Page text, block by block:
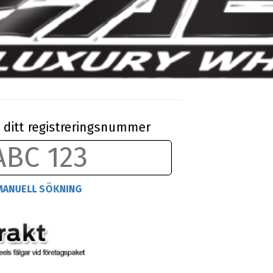
ditt registreringsnummer
SÖKNING